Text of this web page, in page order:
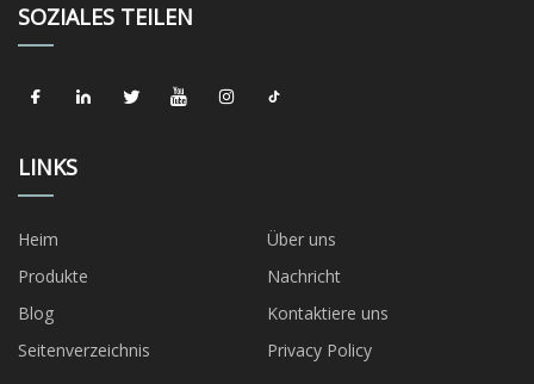
SOZIALES TEILEN
LINKS
Heim
Über uns
Produkte
Nachricht
Blog
Kontaktiere uns
Seitenverzeichnis
Privacy Policy